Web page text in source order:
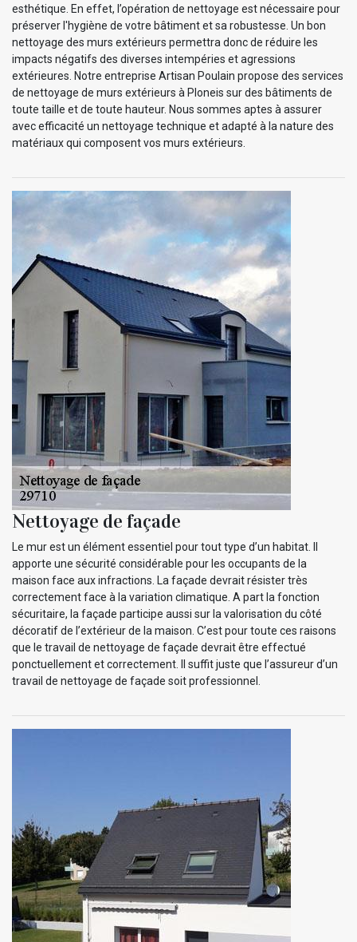
esthétique. En effet, l’opération de nettoyage est nécessaire pour
préserver l'hygiène de votre bâtiment et sa robustesse. Un bon
nettoyage des murs extérieurs permettra donc de réduire les
impacts négatifs des diverses intempéries et agressions
extérieures. Notre entreprise Artisan Poulain propose des services
de nettoyage de murs extérieurs à Ploneis sur des bâtiments de
toute taille et de toute hauteur. Nous sommes aptes à assurer
avec efficacité un nettoyage technique et adapté à la nature des
matériaux qui composent vos murs extérieurs.
Nettoyage de façade
Le mur est un élément essentiel pour tout type d’un habitat. Il
apporte une sécurité considérable pour les occupants de la
maison face aux infractions. La façade devrait résister très
correctement face à la variation climatique. A part la fonction
sécuritaire, la façade participe aussi sur la valorisation du côté
décoratif de l’extérieur de la maison. C’est pour toute ces raisons
que le travail de nettoyage de façade devrait être effectué
ponctuellement et correctement. Il suffit juste que l’assureur d’un
travail de nettoyage de façade soit professionnel.